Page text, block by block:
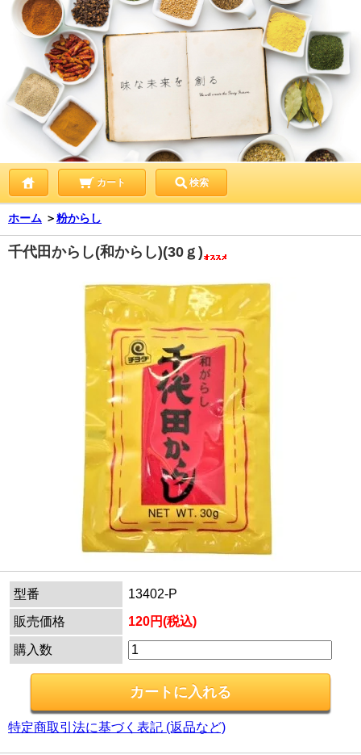
カート 検索
ホーム ＞粉からし
千代田からし(和からし)(30ｇ)
型番
13402-P
販売価格
120円(税込)
購入数
特定商取引法に基づく表記 (返品など)